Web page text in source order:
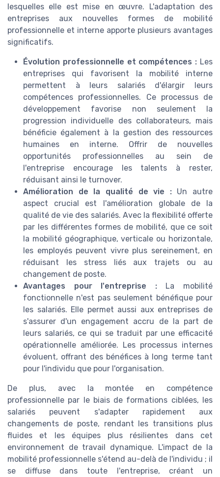
lesquelles elle est mise en œuvre. L'adaptation des
entreprises aux nouvelles formes de mobilité
professionnelle et interne apporte plusieurs avantages
significatifs.
Évolution professionnelle et compétences : Les
entreprises qui favorisent la mobilité interne
permettent à leurs salariés d'élargir leurs
compétences professionnelles. Ce processus de
développement favorise non seulement la
progression individuelle des collaborateurs, mais
bénéficie également à la gestion des ressources
humaines en interne. Offrir de nouvelles
opportunités professionnelles au sein de
l'entreprise encourage les talents à rester,
réduisant ainsi le turnover.
Amélioration de la qualité de vie :Un autre
aspect crucial est l'amélioration globale de la
qualité de vie des salariés. Avec la flexibilité offerte
par les différentes formes de mobilité, que ce soit
la mobilité géographique, verticale ou horizontale,
les employés peuvent vivre plus sereinement, en
réduisant les stress liés aux trajets ou au
changement de poste.
Avantages pour l'entreprise :La mobilité
fonctionnelle n'est pas seulement bénéfique pour
les salariés. Elle permet aussi aux entreprises de
s'assurer d'un engagement accru de la part de
leurs salariés, ce qui se traduit par une efficacité
opérationnelle améliorée. Les processus internes
évoluent, offrant des bénéfices à long terme tant
pour l'individu que pour l'organisation.
De plus, avec la montée en compétence
professionnelle par le biais de formations ciblées, les
salariés peuvent s'adapter rapidement aux
changements de poste, rendant les transitions plus
fluides et les équipes plus résilientes dans cet
environnement de travail dynamique. L'impact de la
mobilité professionnelle s'étend au-delà de l'individu ; il
se diffuse dans toute l'entreprise, créant un